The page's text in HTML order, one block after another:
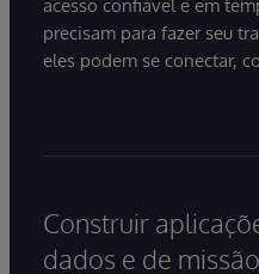
acesso confiável e em
precisam para fazer seu
eles podem se conectar,
Construir
dados e de